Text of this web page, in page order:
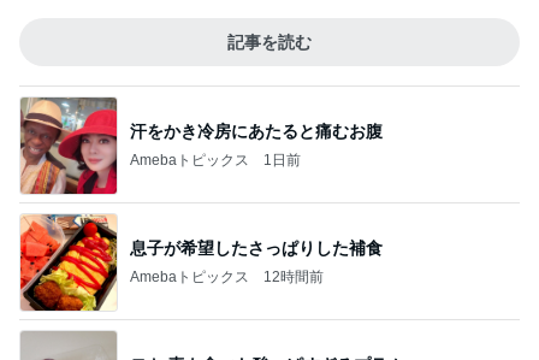
記事を読む
汗をかき冷房にあたると痛むお腹
Amebaトピックス 1日前
息子が希望したさっぱりした補食
Amebaトピックス 12時間前